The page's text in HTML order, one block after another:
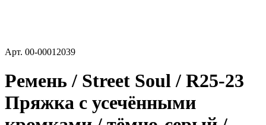
Арт. 00-00012039
Ремень / Street Soul / R25-23
Пряжка с усечёнными